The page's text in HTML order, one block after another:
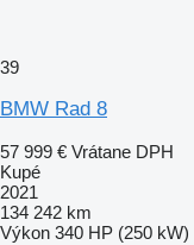
39
BMW Rad 8
57 999 € Vrátane DPH
Kupé
2021
134 242 km
Výkon 340 HP (250 kW)